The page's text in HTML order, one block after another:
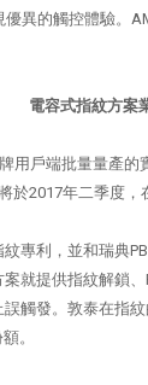
異的觸控體驗。
電容式指紋方案
戶端批量量產
於2017年二季度
專利，並和瑞典
就提供指紋解
觸發。敦泰在指
。